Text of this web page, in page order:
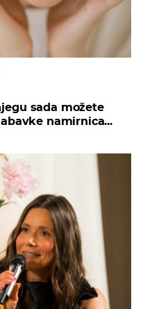
sada možete
namirnica...